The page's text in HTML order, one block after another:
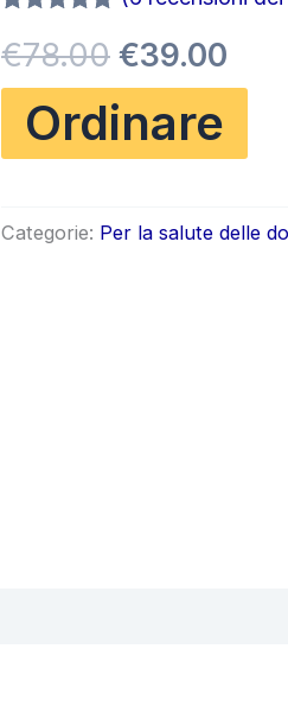
4.83su 5
su base
di
recensioni
€78.00 Il
prezzo
originale
€39.00
Ordinare
Categorie: Per la salute delle